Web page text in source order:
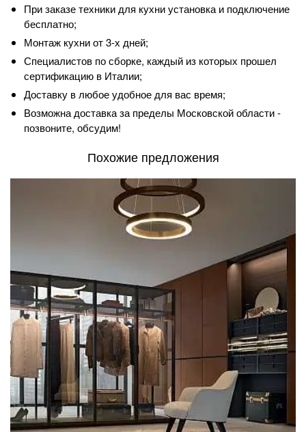
При заказе техники для кухни установка и подключение
бесплатно;
Монтаж кухни от 3-х дней;
Специалистов по сборке, каждый из которых прошел
сертификацию в Италии;
Доставку в любое удобное для вас время;
Возможна доставка за пределы Московской области -
позвоните, обсудим!
Похожие предложения